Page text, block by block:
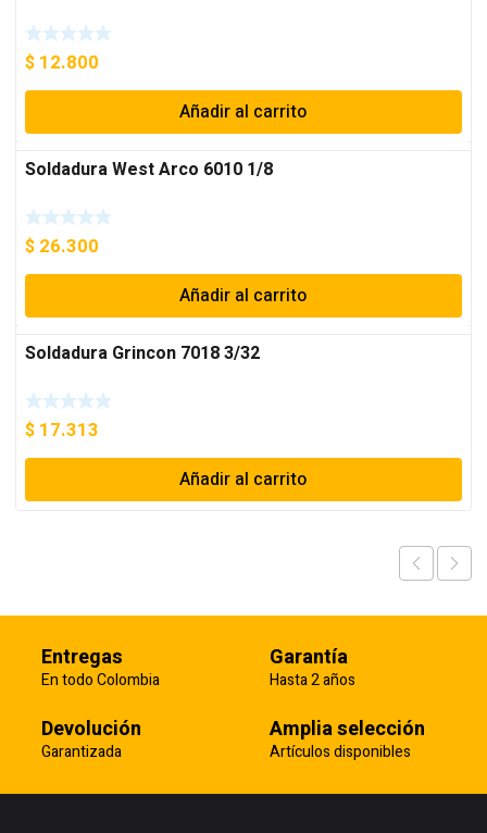
$ 12.800
Añadir al carrito
Soldadura West Arco 6010 1/8
$ 26.300
Añadir al carrito
Soldadura Grincon 7018 3/32
$ 17.313
Añadir al carrito
Entregas
En todo Colombia
Garantía
Hasta 2 años
Devolución
Garantizada
Amplia selección
Artículos disponibles